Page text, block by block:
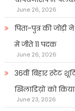
June 26, 2026
पिता-पुत्र की जोड़ी
में जीते 11 पदक
June 26, 2026
36वीं बिहार स्टेट
खिलाडिय़ों को
June 23, 2026